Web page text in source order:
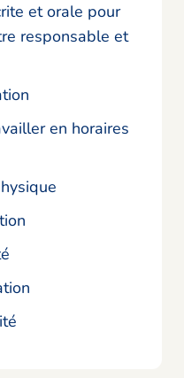
et orale pour
responsable et
en horaires